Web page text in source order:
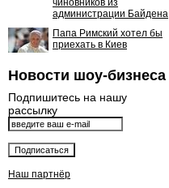
чиновников из
администрации Байдена
Папа Римский хотел бы
приехать в Киев
Новости шоу-бизнеса
Подпишитесь на нашу
рассылку
Наш партнёр